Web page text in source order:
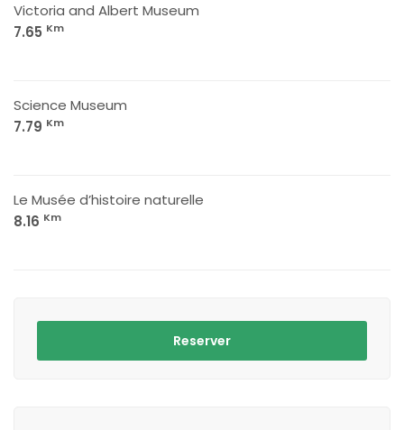
Victoria and Albert Museum
7.65 Km
Science Museum
7.79 Km
Le Musée d’histoire naturelle
8.16 Km
Reserver